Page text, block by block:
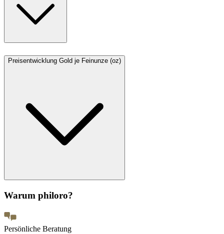
Preisentwicklung Gold je Feinunze (oz)
Warum philoro?
Persönliche Beratung